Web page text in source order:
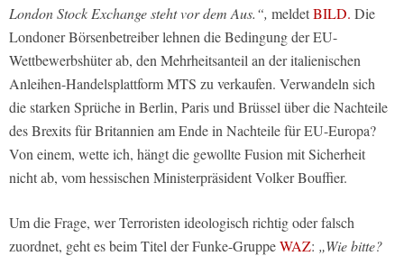
London Stock Exchange steht vor dem Aus.“, meldetBILD. Die
Londoner Börsenbetreiber lehnen die Bedingung der EU-
Wettbewerbshüter ab, den Mehrheitsanteil an der italienischen
Anleihen-Handelsplattform MTS zu verkaufen. Verwandeln sich
die starken Sprüche in Berlin, Paris und Brüssel über die Nachteile
des Brexits für Britannien am Ende in Nachteile für EU-Europa?
Von einem, wette ich, hängt die gewollte Fusion mit Sicherheit
nicht ab, vom hessischen Ministerpräsident Volker Bouffier.
Um die Frage, wer Terroristen ideologisch richtig oder falsch
zuordnet, geht es beim Titel der Funke-GruppeWAZ: „Wie bitte?